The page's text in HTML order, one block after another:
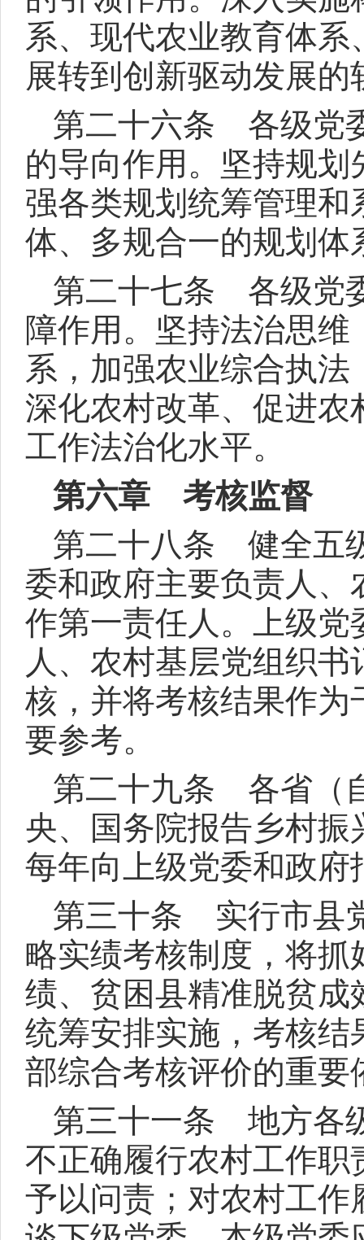
系、现代农业教育体
展转到创新驱动发展的
第二十六条 各级党
的导向作用。坚持规
强各类规划统筹管理
体、多规合一的规划
第二十七条 各级党
障作用。坚持法治思
系，加强农业综合执
深化农村改革、促进
工作法治化水平。
第六章 考核监督
第二十八条 健全五
委和政府主要负责人
作第一责任人。上级
人、农村基层党组织
核，并将考核结果作
要参考。
第二十九条 各省（
央、国务院报告乡村
每年向上级党委和政
第三十条 实行市县
略实绩考核制度，将
绩、贫困县精准脱贫
统筹安排实施，考核
部综合考核评价的重要
第三十一条 地方各
不正确履行农村工作
予以问责；对农村工